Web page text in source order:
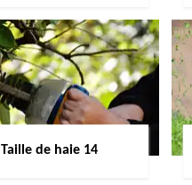
Taille de haie 14